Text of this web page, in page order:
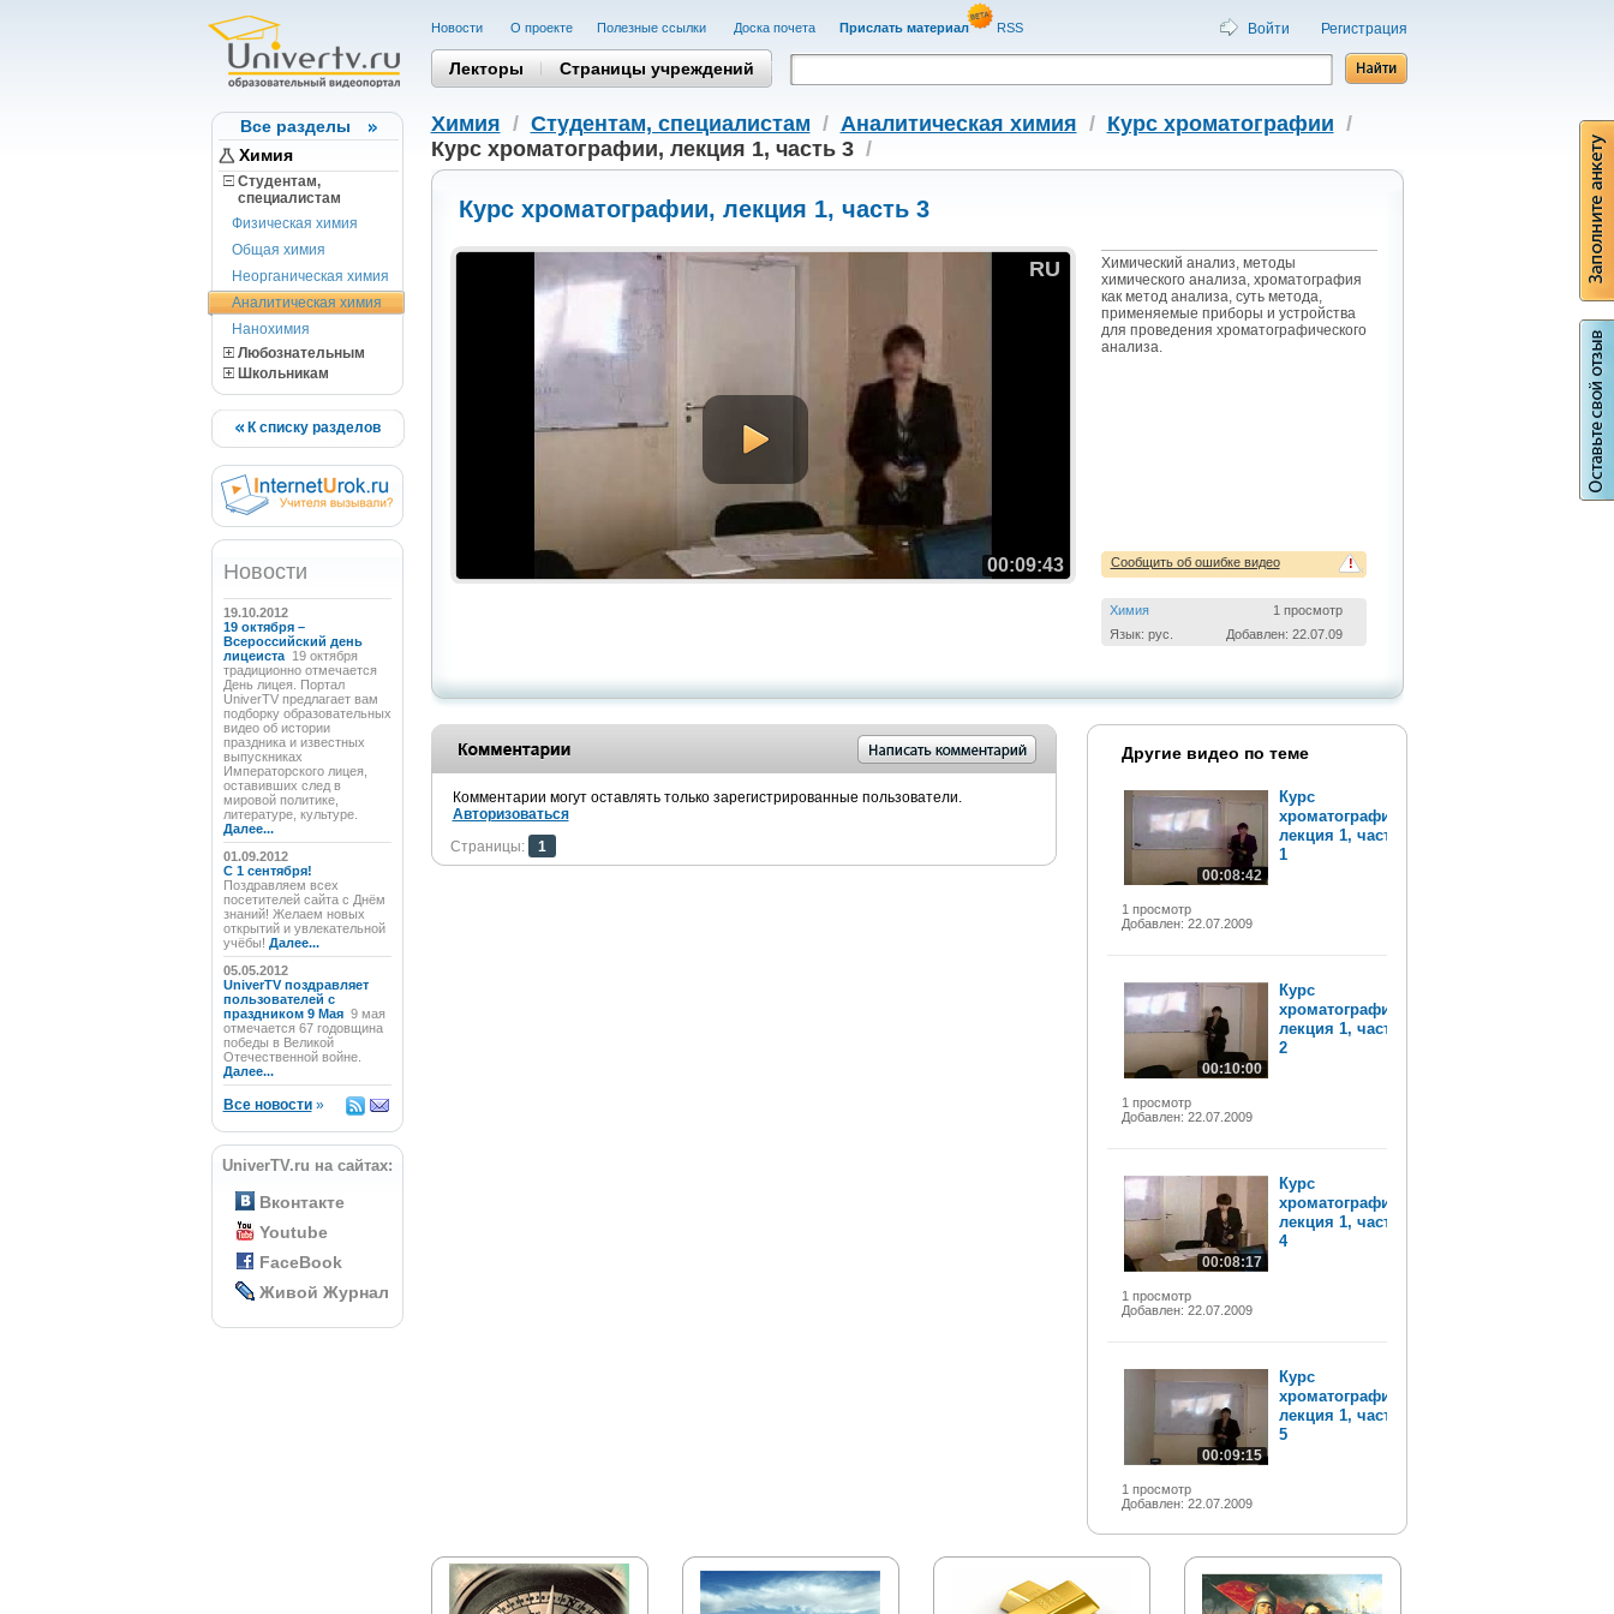
Все разделы
Химия
Студентам,
cпециалистам
Физическая химия
Общая химия
Неорганическая химия
Аналитическая химия
Нанохимия
Любознательным
Школьникам
К списку разделов
Новости
19.10.2012
19 октября –
Всероссийский день
лицеиста 19 октября
традиционно отмечается
День лицея. Портал
UniverTV предлагает вам
подборку образовательных
видео об истории
праздника и известных
выпускниках
Императорского лицея,
оставивших след в
мировой политике,
литературе, культуре.
Далее...
01.09.2012
C 1 сентября!
Поздравляем всех
посетителей сайта с Днём
знаний! Желаем новых
открытий и увлекательной
учёбы! Далее...
05.05.2012
UniverTV поздравляет
пользователей с
праздником 9 Мая 9 мая
отмечается 67 годовщина
победы в Великой
Отечественной войне.
Далее...
Все новости»
UniverTV.ru на сайтах:
Вконтакте
Youtube
FaceBook
Живой Журнал
Новости О проекте Полезные cсылки Доска почета Прислать материал RSS Войти Регистрация
Лекторы Страницы учреждений
Химия / Студентам, cпециалистам / Аналитическая химия / Курс хроматографии /
Курс хроматографии, лекция 1, часть 3/
Курс хроматографии, лекция 1, часть 3
RU
00:09:43
Химический анализ, методы
химического анализа, хроматография
как метод анализа, суть метода,
применяемые приборы и устройства
для проведения хроматографического
анализа.
!
Сообщить об ошибке видео
Химия
1 просмотр
Язык: рус.
Добавлен: 22.07.09
Комментарии могут оставлять только зарегистрированные пользователи.
Авторизоваться
Страницы:
1
Другие видео по теме
00:08:42
1 просмотр
Добавлен: 22.07.2009
Курс
хроматографии,
лекция 1, часть
1
00:10:00
1 просмотр
Добавлен: 22.07.2009
Курс
хроматографии,
лекция 1, часть
2
00:08:17
1 просмотр
Добавлен: 22.07.2009
Курс
хроматографии,
лекция 1, часть
4
00:09:15
1 просмотр
Добавлен: 22.07.2009
Курс
хроматографии,
лекция 1, часть
5